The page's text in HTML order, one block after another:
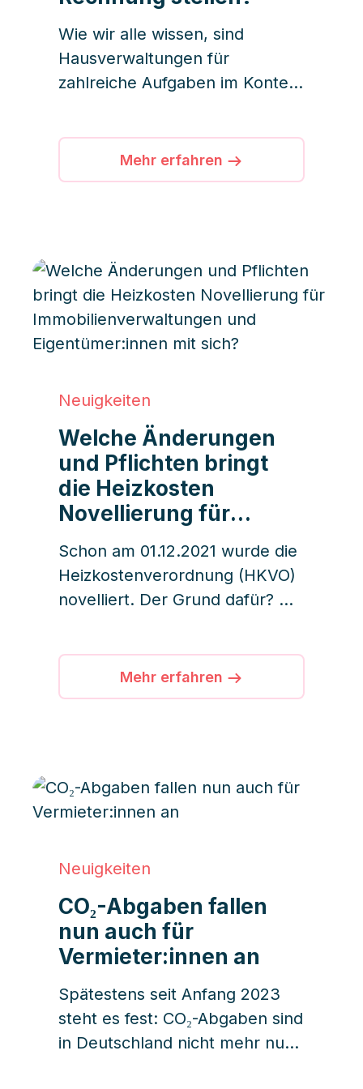
Wie wir alle wissen, sind
Hausverwaltungen für
zahlreiche Aufgaben im Kontext
insbesondere um die
Organisation von
von Wohneinheiten sowie die
Kalkulation von Mieten und
Nebenkostenabrechnungen. Im
Bereich Wohnungseigentum ist
Organisation der jährlichen
Wohnungseigentümerversamml
ung zuständig. Doch wie sieht
es eigentlich mit der Vergütung
der Verwaltungen aus?
Mehr erfahren
Neuigkeiten
Welche Änderungen
und Pflichten bringt
die Heizkosten
Novellierung für
en und
Eigentümer:innen mit
sich?
Schon am 01.12.2021 wurde die
Heizkostenverordnung (HKVO)
novelliert. Der Grund dafür? Die
Richtlinie (EED) weiter
anpassen und somit
Novellierung aber für
Immobilienverwaltungen und
Was muss bis wann umgesetzt
Mehr erfahren
Neuigkeiten
CO₂-Abgaben fallen
nun auch für
Vermieter:innen an
Spätestens seit Anfang 2023
steht es fest: CO₂-Abgaben sind
in Deutschland nicht mehr nur